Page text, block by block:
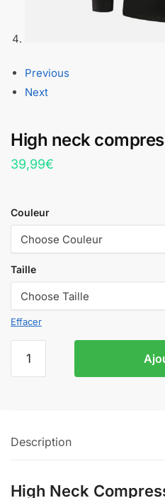
Previous
Next
High neck
39,99€
Couleur
Taille
Effacer
shirt
Description
High Neck